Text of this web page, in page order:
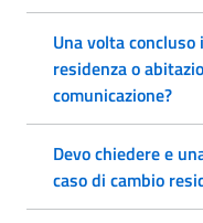
Una volta
residenza o
comunicazione?
Devo chiedere e
caso di cambio